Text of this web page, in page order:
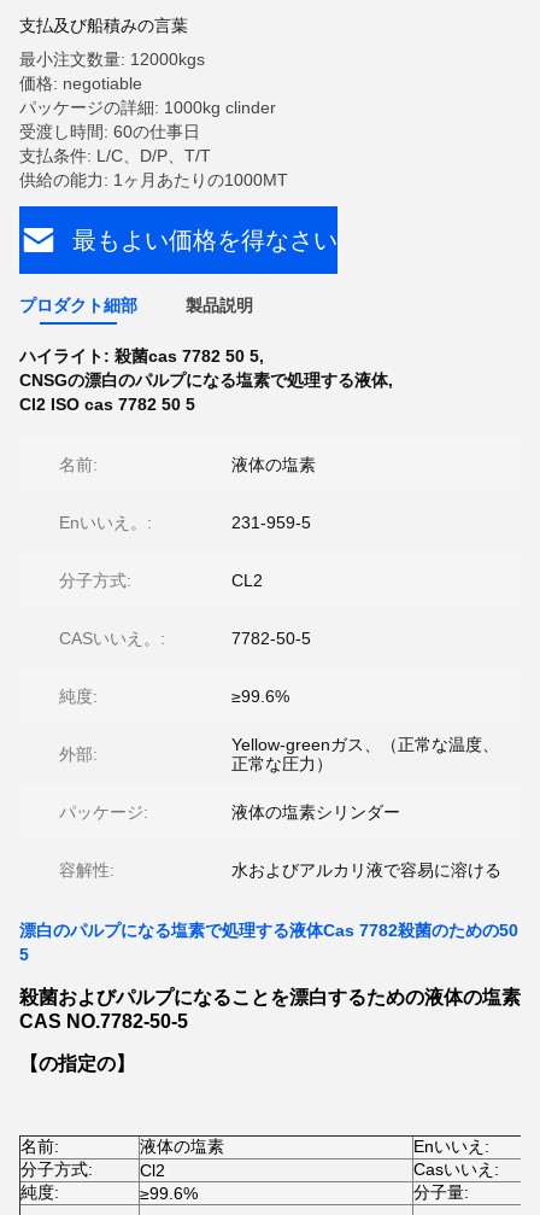
支払及び船積みの言葉
最小注文数量: 12000kgs
価格: negotiable
パッケージの詳細: 1000kg clinder
受渡し時間: 60の仕事日
支払条件: L/C、D/P、T/T
供給の能力: 1ヶ月あたりの1000MT
最もよい価格を得なさい
プロダクト細部 製品説明
ハイライト: 殺菌cas 7782 50 5,
CNSGの漂白のパルプになる塩素で処理する液体,
Cl2 ISO cas 7782 50 5
名前: 液体の塩素
Enいいえ。: 231-959-5
分子方式: CL2
CASいいえ。: 7782-50-5
純度: ≥99.6%
外部:
Yellow-greenガス、（正常な温度、
正常な圧力）
パッケージ: 液体の塩素シリンダー
容解性: 水およびアルカリ液で容易に溶ける
漂白のパルプになる塩素で処理する液体Cas 7782殺菌のための50
5
殺菌およびパルプになることを漂白するための液体の塩素
CAS NO.7782-50-5
【の指定の】
名前: 液体の塩素 Enいいえ:
分子方式:
Cl2 Casいいえ:
純度:
≥99.6% 分子量: